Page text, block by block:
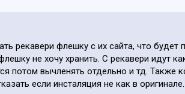
рекавери флешку с их сайта, что
не хочу хранить. С рекавери идут
потом вычленять отдельно и тд. Также
если инсталяция не как в оригинале.